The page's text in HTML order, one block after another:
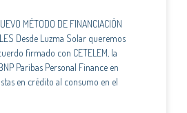
MÉTODO DE FINANCIACIÓN
Desde Luzma Solar queremos
firmado con CETELEM, la
Paribas Personal Finance en
en crédito al consumo en el